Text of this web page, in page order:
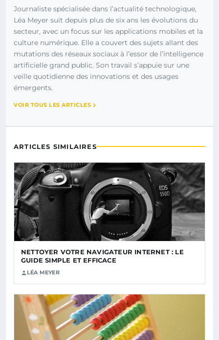
Journaliste spécialisée dans l’actualité technologique,
Léa Meyer suit depuis plus de six ans les évolutions du
secteur, avec un focus sur les applications mobiles et la
culture numérique. Elle a couvert des sujets allant des
mutations des réseaux sociaux à l’essor de l’intelligence
artificielle grand public. Son travail s’appuie sur une
veille quotidienne des innovations et des usages
émergents.
VOIR TOUS LES ARTICLES
ARTICLES SIMILAIRES
NETTOYER VOTRE NAVIGATEUR INTERNET : LE
GUIDE SIMPLE ET EFFICACE
LÉA MEYER